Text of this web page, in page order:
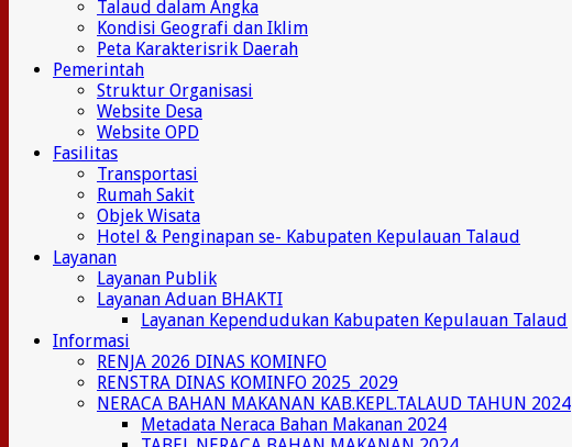
Talaud dalam Angka
Kondisi Geografi dan Iklim
Peta Karakterisrik Daerah
Pemerintah
Struktur Organisasi
Website Desa
Website OPD
Fasilitas
Transportasi
Rumah Sakit
Objek Wisata
Hotel & Penginapan se- Kabupaten Kepulauan Talaud
Layanan
Layanan Publik
Layanan Aduan BHAKTI
Layanan Kependudukan Kabupaten Kepulauan Talaud
Informasi
RENJA 2026 DINAS KOMINFO
RENSTRA DINAS KOMINFO 2025_2029
NERACA BAHAN MAKANAN KAB.KEPL.TALAUD TAHUN 2024
Metadata Neraca Bahan Makanan 2024